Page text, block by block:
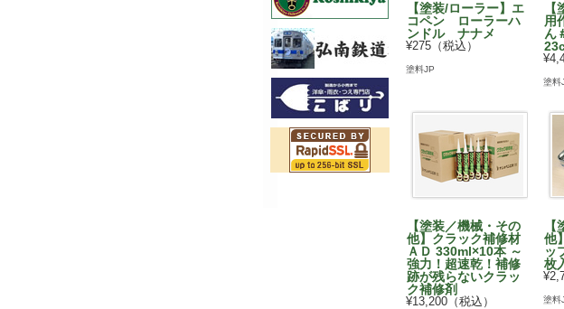
【塗装/ローラー】エ
コペン ローラーハ
ンドル ナナメ
¥275（税込）
塗料JP
用
ん
塗料
【塗装／機械・その
他】クラック補修材
ＡＤ 330ml×10本 ～
強力！超速乾！補修
跡が残らないクラッ
ク補修剤
¥13,200（税込）
他
ッ
枚
塗料